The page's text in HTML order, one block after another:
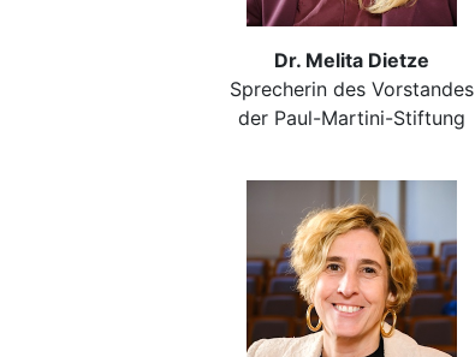
Dr. Melita Dietze
Sprecherin des Vorstandes
der Paul-Martini-Stiftung